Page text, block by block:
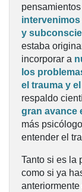
y
estaba
incorporar a
los
el trauma y
respaldo
gran avance
más
entender el
Tanto si es la
como si ya